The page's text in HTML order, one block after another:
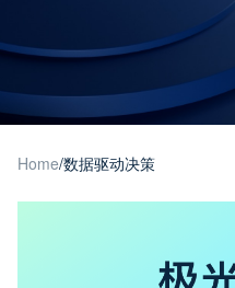
Home/数据驱动决策